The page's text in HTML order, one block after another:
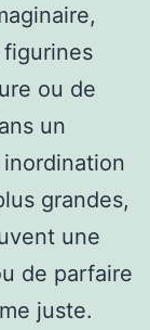
figurines
ou de
un
grandes,
une
de parfaire
juste.